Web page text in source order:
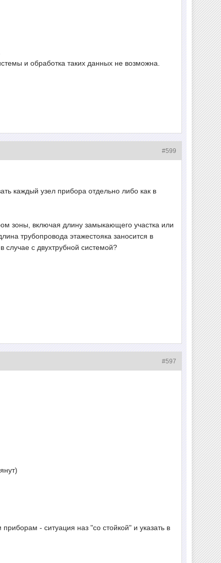
и обработка таких данных не возможна.
#599
каждый узел прибора отдельно либо как в
зоны, включая длину замыкающего участка или
трубопровода этажестояка заносится в
с двухтрубной системой?
#597
- ситуация наз "со стойкой" и указать в